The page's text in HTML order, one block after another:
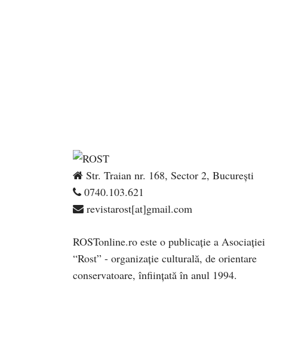
Str. Traian nr. 168, Sector 2, București
0740.103.621
revistarost[at]gmail.com
ROSTonline.ro este o publicaţie a Asociaţiei
“Rost” - organizaţie culturală, de orientare
conservatoare, înfiinţată în anul 1994.